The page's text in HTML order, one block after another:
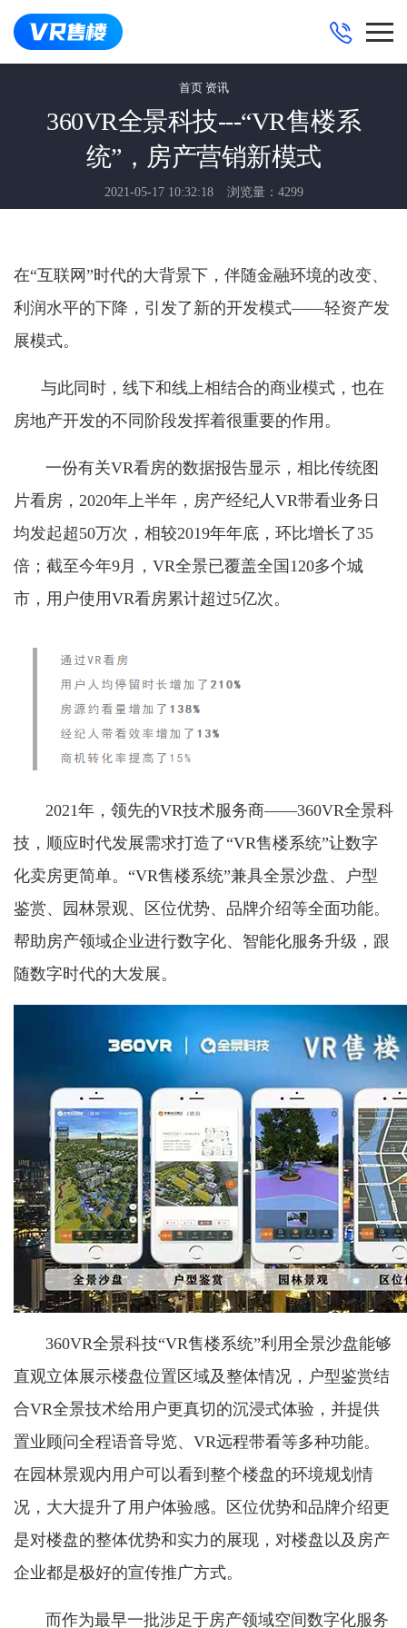
首页 资讯
360VR全景科技---“VR售楼系
统”，房产营销新模式
2021-05-17 10:32:18 浏览量：4299
在“互联网”时代的大背景下，伴随金融环境的改变、
利润水平的下降，引发了新的开发模式――轻资产发
展模式。
与此同时，线下和线上相结合的商业模式，也在
房地产开发的不同阶段发挥着很重要的作用。
一份有关VR看房的数据报告显示，相比传统图
片看房，2020年上半年，房产经纪人VR带看业务日
均发起超50万次，相较2019年年底，环比增长了35
倍；截至今年9月，VR全景已覆盖全国120多个城
市，用户使用VR看房累计超过5亿次。
2021年，领先的VR技术服务商——360VR全景科
技，顺应时代发展需求打造了“VR售楼系统”让数字
化卖房更简单。“VR售楼系统”兼具全景沙盘、户型
鉴赏、园林景观、区位优势、品牌介绍等全面功能。
帮助房产领域企业进行数字化、智能化服务升级，跟
随数字时代的大发展。
360VR全景科技“VR售楼系统”利用全景沙盘能够
直观立体展示楼盘位置区域及整体情况，户型鉴赏结
合VR全景技术给用户更真切的沉浸式体验，并提供
置业顾问全程语音导览、VR远程带看等多种功能。
在园林景观内用户可以看到整个楼盘的环境规划情
况，大大提升了用户体验感。区位优势和品牌介绍更
是对楼盘的整体优势和实力的展现，对楼盘以及房产
企业都是极好的宣传推广方式。
而作为最早一批涉足于房产领域空间数字化服务